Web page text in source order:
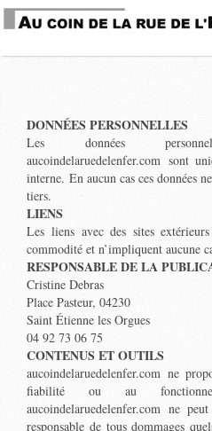
DONNÉES PERSONNELLES
Les données
aucoindelaruedelenfer.com sont
interne. En aucun cas ces données
tiers.
LIENS
Les liens avec des sites
commodité et n’impliquent aucune
RESPONSABLE DE LA
Cristine Debras
Place Pasteur, 04230
Saint Étienne les Orgues
04 92 73 06 75
CONTENUS ET OUTILS
aucoindelaruedelenfer.com ne
fiabilité ou au
aucoindelaruedelenfer.com ne
responsable de tous dommages